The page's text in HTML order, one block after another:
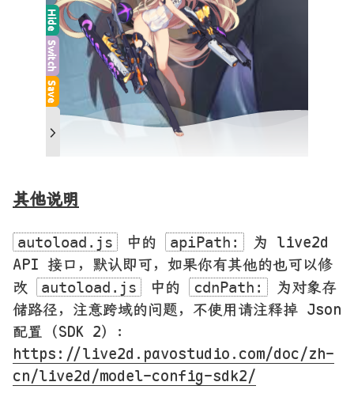
其他说明
autoload.js 中的 apiPath:
为 live2d
API 接口，默认即可，如果你有其他的也可以修
改
autoload.js 中的 cdnPath:
为对象存
储路径，注意跨域的问题，不使用请注释掉 Json
配置（SDK 2）：
https://live2d.pavostudio.com/doc/zh-
cn/live2d/model-config-sdk2/